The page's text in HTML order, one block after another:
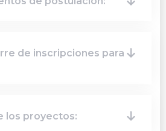
de inscripciones para
los proyectos: